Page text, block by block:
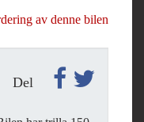
av denne bilen
Del